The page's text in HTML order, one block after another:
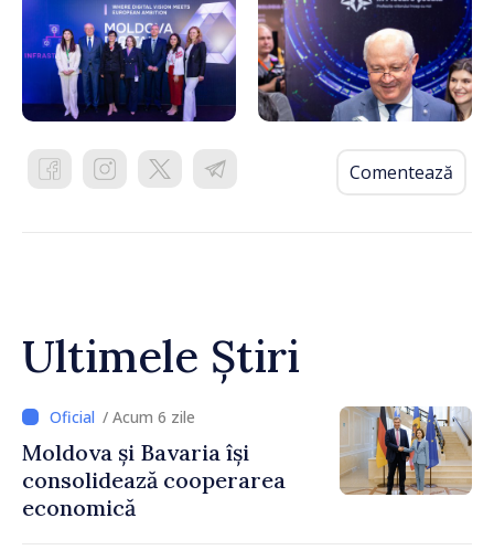
Comentează
Ultimele Știri
/ Acum 6 zile
Moldova și Bavaria își
consolidează cooperarea
economică